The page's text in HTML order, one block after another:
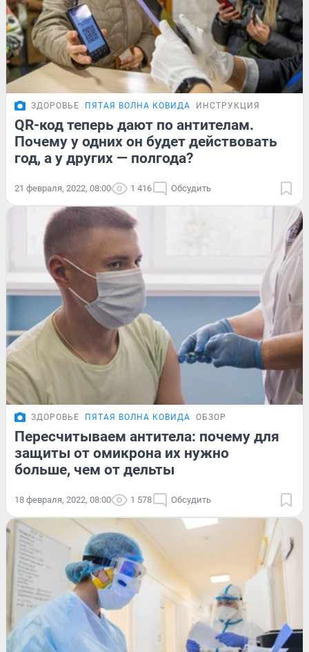
ЗДОРОВЬЕ ПЯТАЯ ВОЛНА КОВИДА ИНСТРУКЦИЯ
QR-код теперь дают по антителам.
Почему у одних он будет действовать
год, а у других — полгода?
21 февраля, 2022, 08:00 1 416 Обсудить
ЗДОРОВЬЕ ПЯТАЯ ВОЛНА КОВИДА ОБЗОР
Пересчитываем антитела: почему для
защиты от омикрона их нужно
больше, чем от дельты
18 февраля, 2022, 08:00 1 578 Обсудить